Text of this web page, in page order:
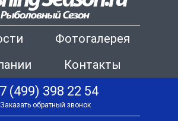
Фотогалерея
Контакты
(499) 398 22 54
Заказать обратный звонок